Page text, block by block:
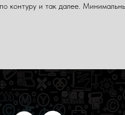
контуру и так далее.